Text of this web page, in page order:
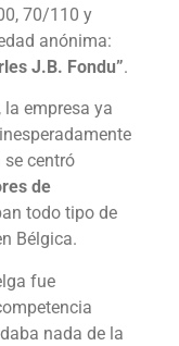
70/110 y
anónima:
J.B. Fondu”.
, la empresa ya
inesperadamente
centró
de
todo tipo de
Bélgica.
fue
nada de la